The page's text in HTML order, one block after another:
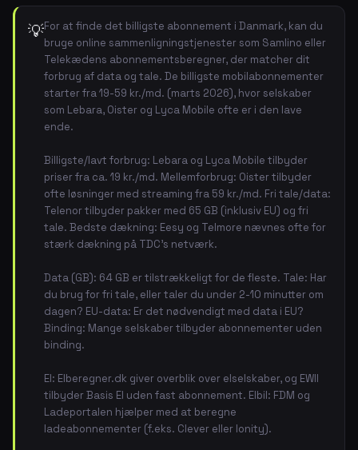
💡For at finde det billigste abonnement i Danmark, kan du
bruge online sammenligningstjenester som Samlino eller
Telekædens abonnementsberegner, der matcher dit
forbrug af data og tale. De billigste mobilabonnementer
starter fra 19-59 kr./md. (marts 2026), hvor selskaber
som Lebara, Oister og Lyca Mobile ofte er i den lave
ende.
Billigste/lavt forbrug: Lebara og Lyca Mobile tilbyder
priser fra ca. 19 kr./md. Mellemforbrug: Oister tilbyder
ofte løsninger med streaming fra 59 kr./md. Fri tale/data:
Telenor tilbyder pakker med 65 GB (inklusiv EU) og fri
tale. Bedste dækning: Eesy og Telmore nævnes ofte for
stærk dækning på TDC's netværk.
Data (GB): 64 GB er tilstrækkeligt for de fleste. Tale: Har
du brug for fri tale, eller taler du under 2-10 minutter om
dagen? EU-data: Er det nødvendigt med data i EU?
Binding: Mange selskaber tilbyder abonnementer uden
binding.
El: Elberegner.dk giver overblik over elselskaber, og EWII
tilbyder Basis El uden fast abonnement. Elbil: FDM og
Ladeportalen hjælper med at beregne
ladeabonnementer (f.eks. Clever eller Ionity).